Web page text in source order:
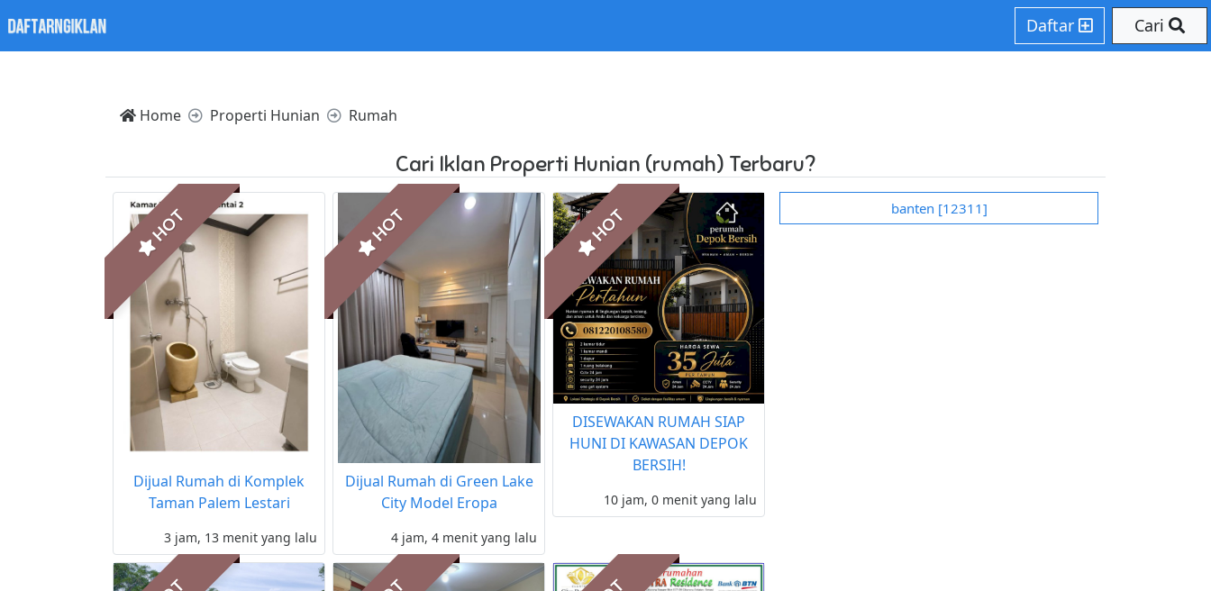
Daftar Cari
Home Properti Hunian Rumah
Cari Iklan Properti Hunian (rumah) Terbaru?
HOT
Dijual Rumah di Komplek
Taman Palem Lestari
3 jam, 13 menit yang lalu
HOT
Dijual Rumah di Green Lake
City Model Eropa
4 jam, 4 menit yang lalu
HOT
DISEWAKAN RUMAH SIAP
HUNI DI KAWASAN DEPOK
BERSIH!
10 jam, 0 menit yang lalu
banten [12311]